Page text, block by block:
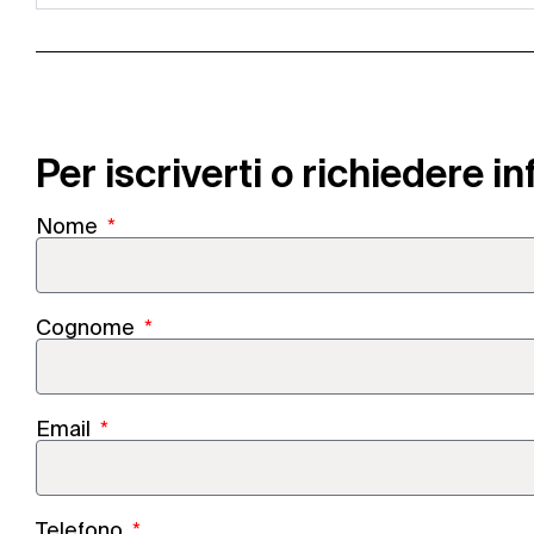
Per iscriverti o richiedere
Nome
Cognome
Email